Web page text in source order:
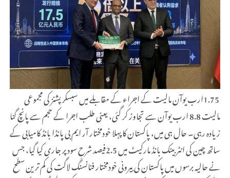
1.75ارب یوآن مالیت کے اجراء کے مقابلے میں سبسکرپشنز کی مجموعی
مالیت 8.8 ارب یوآن سے تجاوز کر گئی، یعنی طلب اجرا کے حجم سے پانچ گنا
زیادہ رہی۔ حال ہی میں، پاکستان کا پہلا خودمختار آر ایم بی پانڈا بانڈ کامیابی کے
ساتھ چین کی انٹربینک بانڈ مارکیٹ میں2.5فیصد شرحِ سود پر جاری کیا گیا، جس
نے حالیہ برسوں میں پاکستان کی بیرونی خودمختار فنانسنگ لاگت کی کم ترین سطح